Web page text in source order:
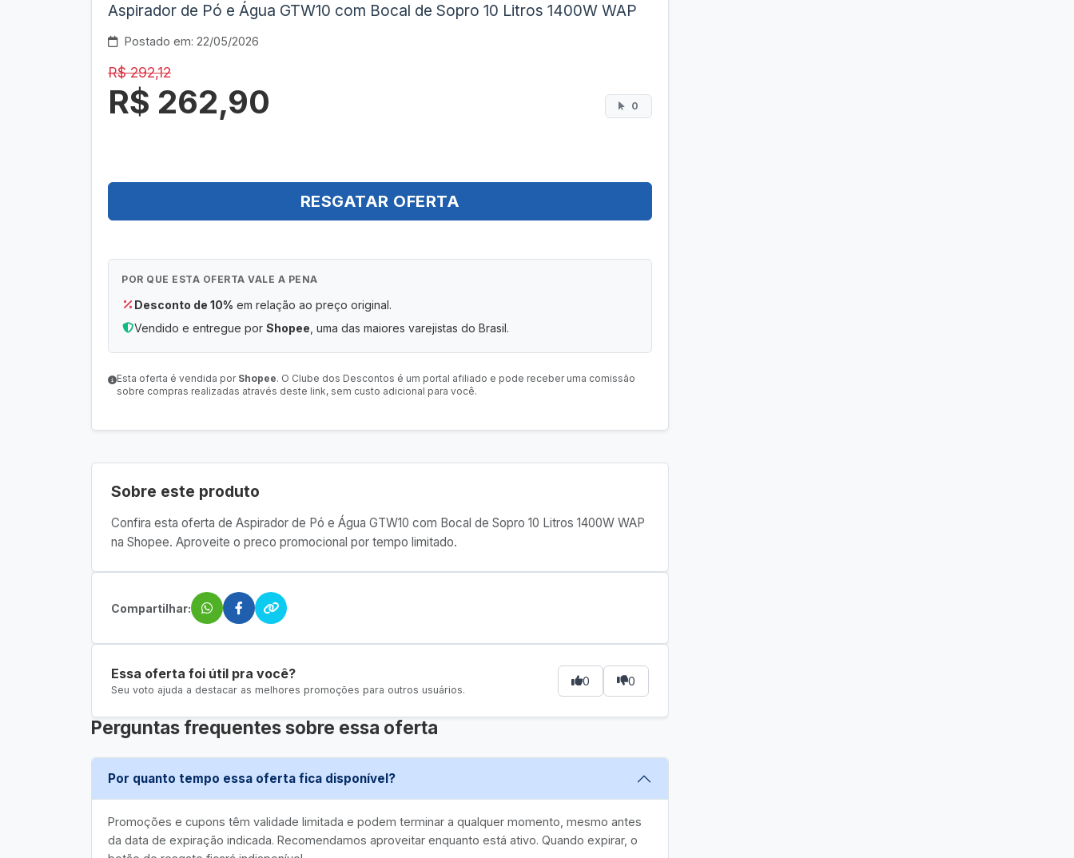
Aspirador de Pó e Água GTW10 com Bocal de Sopro 10 Litros 1400W WAP
Postado em: 22/05/2026
R$ 292,12
R$ 262,90 0
RESGATAR OFERTA
POR QUE ESTA OFERTA VALE A PENA
Desconto de 10% em relação ao preço original.
Vendido e entregue por Shopee , uma das maiores varejistas do Brasil.
Esta oferta é vendida por Shopee. O Clube dos Descontos é um portal afiliado e pode receber uma comissão
sobre compras realizadas através deste link, sem custo adicional para você.
Sobre este produto
Confira esta oferta de Aspirador de Pó e Água GTW10 com Bocal de Sopro 10 Litros 1400W WAP
na Shopee. Aproveite o preco promocional por tempo limitado.
Compartilhar:
Essa oferta foi útil pra você?
Seu voto ajuda a destacar as melhores promoções para outros usuários.
0 0
Perguntas frequentes sobre essa oferta
Por quanto tempo essa oferta fica disponível?
Promoções e cupons têm validade limitada e podem terminar a qualquer momento, mesmo antes
da data de expiração indicada. Recomendamos aproveitar enquanto está ativo. Quando expirar, o